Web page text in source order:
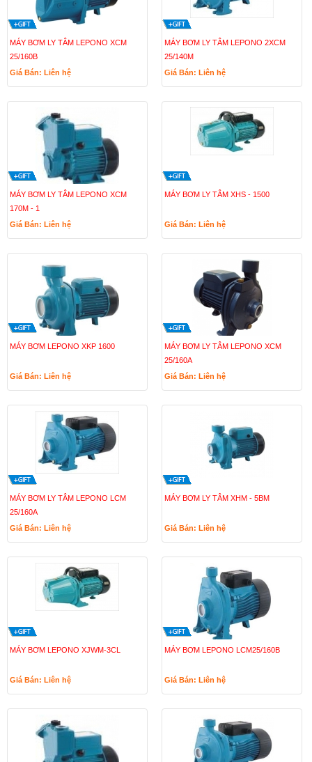
MÁY BƠM LY TÂM LEPONO XCM
25/160B
Giá Bán: Liên hệ
MÁY BƠM LY TÂM LEPONO 2XCM
25/140M
Giá Bán: Liên hệ
MÁY BƠM LY TÂM LEPONO XCM
170M - 1
Giá Bán: Liên hệ
MÁY BƠM LY TÂM XHS - 1500
Giá Bán: Liên hệ
MÁY BƠM LEPONO XKP 1600
Giá Bán: Liên hệ
MÁY BƠM LY TÂM LEPONO XCM
25/160A
Giá Bán: Liên hệ
MÁY BƠM LY TÂM LEPONO LCM
25/160A
Giá Bán: Liên hệ
MÁY BƠM LY TÂM XHM - 5BM
Giá Bán: Liên hệ
MÁY BƠM LEPONO XJWM-3CL
Giá Bán: Liên hệ
MÁY BƠM LEPONO LCM25/160B
Giá Bán: Liên hệ